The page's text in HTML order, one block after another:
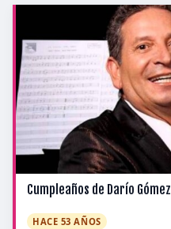
Cumpleaños de Darío Gómez
HACE 53 AÑOS